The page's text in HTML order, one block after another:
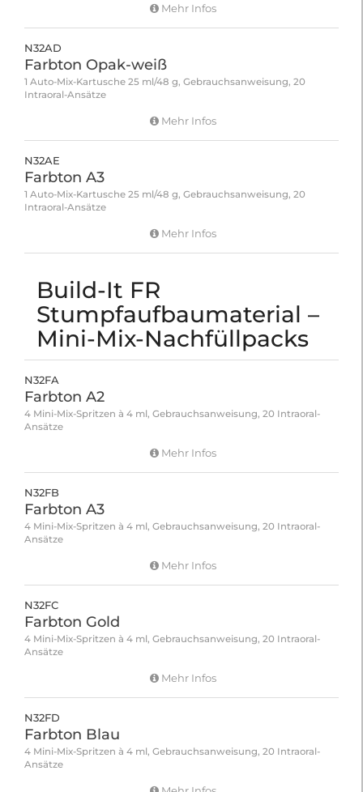
Mehr Infos
N32AD
Farbton Opak-weiß
1 Auto-Mix-Kartusche 25 ml/48 g, Gebrauchsanweisung, 20
Intraoral-Ansätze
Mehr Infos
N32AE
Farbton A3
1 Auto-Mix-Kartusche 25 ml/48 g, Gebrauchsanweisung, 20
Intraoral-Ansätze
Mehr Infos
Build-It FR
Stumpfaufbaumaterial –
Mini-Mix-Nachfüllpacks
N32FA
Farbton A2
4 Mini-Mix-Spritzen à 4 ml, Gebrauchsanweisung, 20 Intraoral-
Ansätze
Mehr Infos
N32FB
Farbton A3
4 Mini-Mix-Spritzen à 4 ml, Gebrauchsanweisung, 20 Intraoral-
Ansätze
Mehr Infos
N32FC
Farbton Gold
4 Mini-Mix-Spritzen à 4 ml, Gebrauchsanweisung, 20 Intraoral-
Ansätze
Mehr Infos
N32FD
Farbton Blau
4 Mini-Mix-Spritzen à 4 ml, Gebrauchsanweisung, 20 Intraoral-
Ansätze